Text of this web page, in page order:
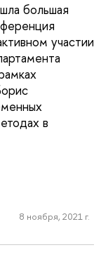
большая
участии
в
8 ноября, 2021 г.